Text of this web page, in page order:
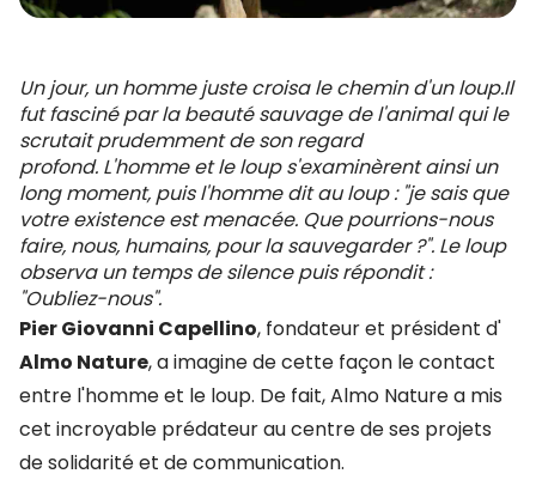
Un jour, un homme juste croisa le chemin d'un loup.Il
fut fasciné par la beauté sauvage de l'animal qui le
scrutait prudemment de son regard
profond. L'homme et le loup s'examinèrent ainsi un
long moment, puis l'homme dit au loup : "je sais que
votre existence est menacée. Que pourrions-nous
faire, nous, humains, pour la sauvegarder ?". Le loup
observa un temps de silence puis répondit :
"Oubliez-nous".
Pier Giovanni Capellino, fondateur et président d'
Almo Nature, a imagine de cette façon le contact
entre l'homme et le loup. De fait, Almo Nature a mis
cet incroyable prédateur au centre de ses projets
de solidarité et de communication.